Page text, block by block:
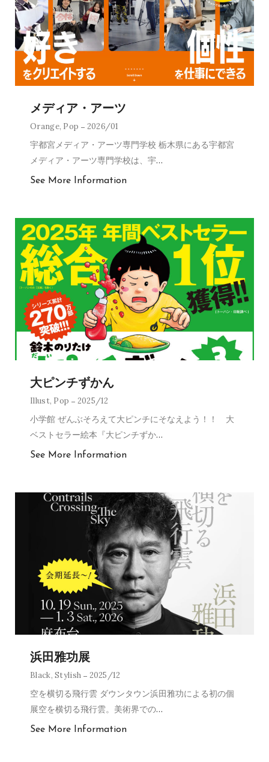
メディア・アーツ
Orange, Pop 2026/01
宇都宮メディア・アーツ専門学校 栃木県にある宇都宮
メディア・アーツ専門学校は、宇…
See More Information
大ピンチずかん
Illust, Pop 2025/12
小学館 ぜんぶそろえて大ピンチにそなえよう！！ 大
ベストセラー絵本『大ピンチずか…
See More Information
浜田雅功展
Black,Stylish 2025/12
空を横切る飛行雲 ダウンタウン浜田雅功による初の個
展空を横切る飛行雲。美術界での…
See More Information